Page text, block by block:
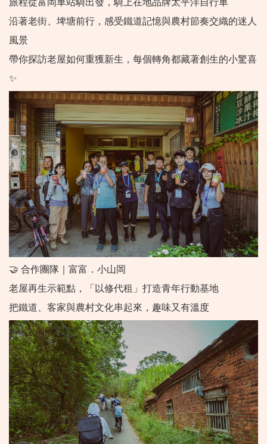
沿著老街、埤塘前行，感受鐵道記憶與農村節奏交織的迷人
風景
帶你探訪老屋如何重獲新生，每個轉角都藏著創生的小驚喜
✨
🤝 合作團隊｜富富．小山岡
老屋再生示範點，「以修代租」打造青年行動基地
把鐵道、客家與農村文化串起來，趣味又有溫度